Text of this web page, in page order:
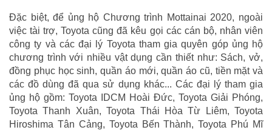
Đặc biệt, để ủng hộ Chương trình Mottainai 2020, ngoài
việc tài trợ, Toyota cũng đã kêu gọi các cán bộ, nhân viên
công ty và các đại lý Toyota tham gia quyên góp ủng hộ
chương trình với nhiều vật dụng cần thiết như: Sách, vở,
đồng phục học sinh, quần áo mới, quần áo cũ, tiền mặt và
các đồ dùng đã qua sử dụng khác... Các đại lý tham gia
ủng hộ gồm: Toyota IDCM Hoài Đức, Toyota Giải Phóng,
Toyota Thanh Xuân, Toyota Thái Hòa Từ Liêm, Toyota
Hiroshima Tân Cảng, Toyota Bến Thành, Toyota Phú Mĩ